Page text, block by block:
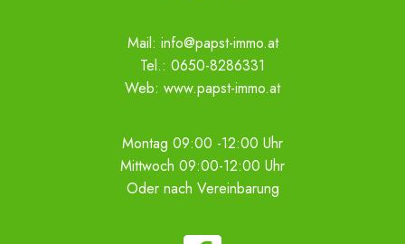
Mail: info@papst-immo.at
Tel.: 0650-8286331
Web: www.papst-immo.at
Montag 09:00 -12:00 Uhr
Mittwoch 09:00-12:00 Uhr
Oder nach Vereinbarung